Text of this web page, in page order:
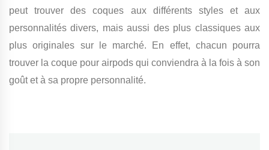
peut trouver des coques aux différents styles et aux
personnalités divers, mais aussi des plus classiques aux
plus originales sur le marché. En effet, chacun pourra
trouver la coque pour airpods qui conviendra à la fois à son
goût et à sa propre personnalité.